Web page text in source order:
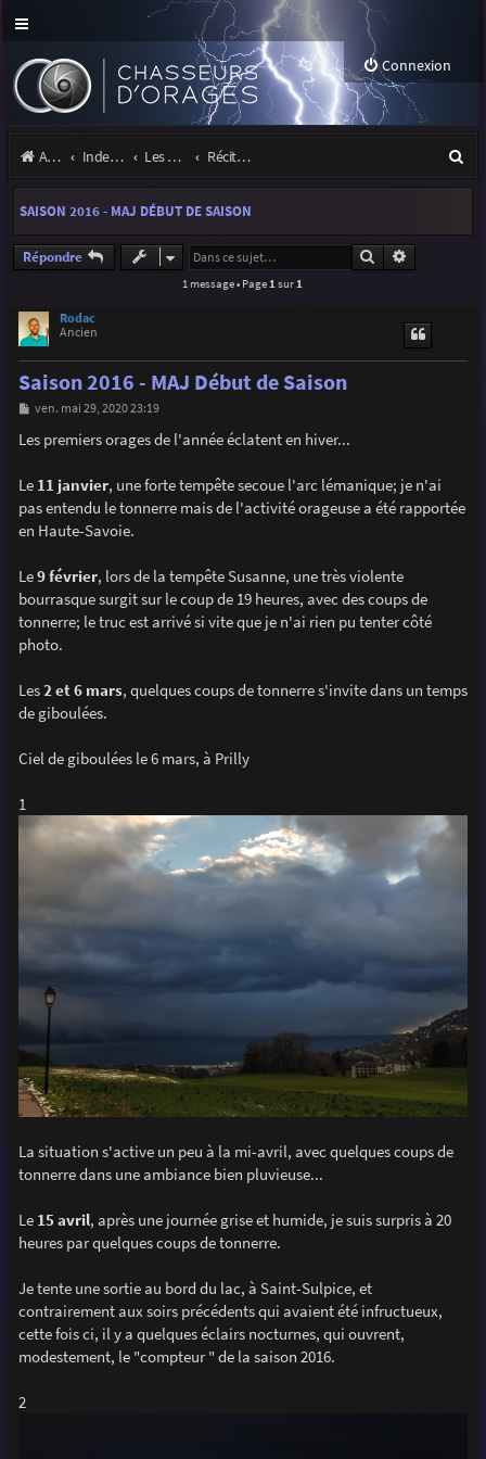
Connexion
Accueil Index du forum Les orages Récits et photos d'orages
e
SAISON 2016 - MAJ DÉBUT DE SAISON
Répondre Rechercher
1 message • Page 1 sur 1
Rodac
Ancien
Saison 2016 - MAJ Début de Saison
M
s
s
e
ven. mai 29, 2020 23:19
Les premiers orages de l'année éclatent en hiver...
Le 11 janvier, une forte tempête secoue l'arc lémanique; je n'ai
pas entendu le tonnerre mais de l'activité orageuse a été rapportée
en Haute-Savoie.
Le9 février, lors de la tempête Susanne, une très violente
bourrasque surgit sur le coup de 19 heures, avec des coups de
tonnerre; le truc est arrivé si vite que je n'ai rien pu tenter côté
photo.
Les2 et 6 mars, quelques coups de tonnerre s'invite dans un temps
de giboulées.
Ciel de giboulées le 6 mars, à Prilly
1
La situation s'active un peu à la mi-avril, avec quelques coups de
tonnerre dans une ambiance bien pluvieuse...
Le 15 avril, après une journée grise et humide, je suis surpris à 20
heures par quelques coups de tonnerre.
Je tente une sortie au bord du lac, à Saint-Sulpice, et
contrairement aux soirs précédents qui avaient été infructueux,
cette fois ci, il y a quelques éclairs nocturnes, qui ouvrent,
modestement, le "compteur " de la saison 2016.
2